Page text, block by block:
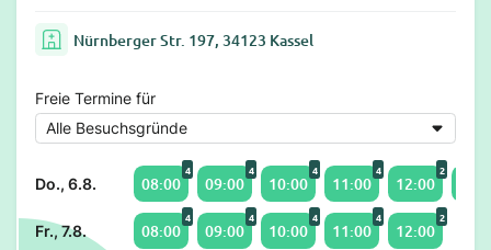
Nürnberger Str. 197, 34123 Kassel
Freie Termine für
Do., 6.8. 08:00
4
09:00
4
10:00
4
11:00
4
12:00
2
Fr., 7.8. 08:00
4
09:00
4
10:00
4
11:00
4
12:00
2